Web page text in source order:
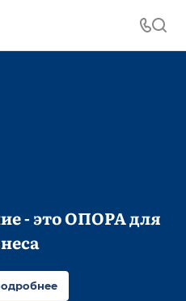
- это ОПОРА для